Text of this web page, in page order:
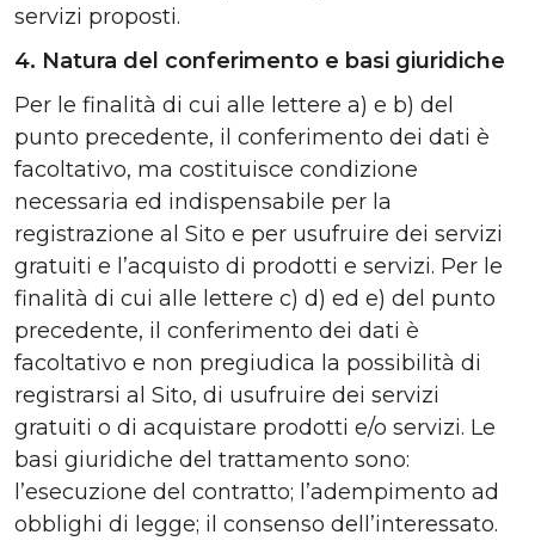
servizi proposti.
4. Natura del conferimento e basi giuridiche
Per le finalità di cui alle lettere a) e b) del
punto precedente, il conferimento dei dati è
facoltativo, ma costituisce condizione
necessaria ed indispensabile per la
registrazione al Sito e per usufruire dei servizi
gratuiti e l’acquisto di prodotti e servizi. Per le
finalità di cui alle lettere c) d) ed e) del punto
precedente, il conferimento dei dati è
facoltativo e non pregiudica la possibilità di
registrarsi al Sito, di usufruire dei servizi
gratuiti o di acquistare prodotti e/o servizi. Le
basi giuridiche del trattamento sono:
l’esecuzione del contratto; l’adempimento ad
obblighi di legge; il consenso dell’interessato.